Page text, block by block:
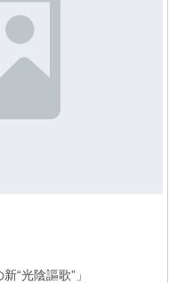
“光陰謳歌”」